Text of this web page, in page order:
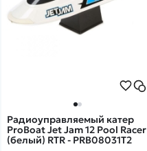
Радиоуправляемый катер
ProBoat Jet Jam 12 Pool Racer
(белый) RTR - PRB08031T2